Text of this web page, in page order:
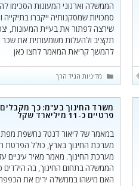
הממשלה וארגוני המעונות הסכימו
סמכויות שמסקנותיה ייקברו בתיקייה
שירצה לפתור את בעיית המעונות,
תקציב ולהעלות משמעותית את
להמשך קריאת המאמר לחצו כאן
קטגוריות
מדיניות הגיל הרך
משרד החינוך בע"מ: כך מקבלים
פרטיים כ-11 מיליארד שקל
במאמר של ליאור דנטל נחשפת
מערכת החינוך בארץ, כולל הפרטת
מערכת החינוך. מאמר מאיר עיניים
הממשלה בתחום החינוך, בה הילדים
האם מישהו בממשלה ירים את